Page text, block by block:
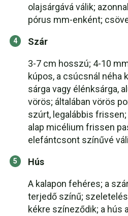
olajsárgává válik;
pórus mm-enként;
Szár
3-7 cm hosszú; 4-10
kúpos, a csúcsnál néha
sárga vagy élénksárga,
vörös; általában vörös
szúrt, legalábbis
alap micélium frissen
elefántcsont színűvé
Hús
A kalapon fehéres; a
terjedő színű;
kékre színeződik; a hús